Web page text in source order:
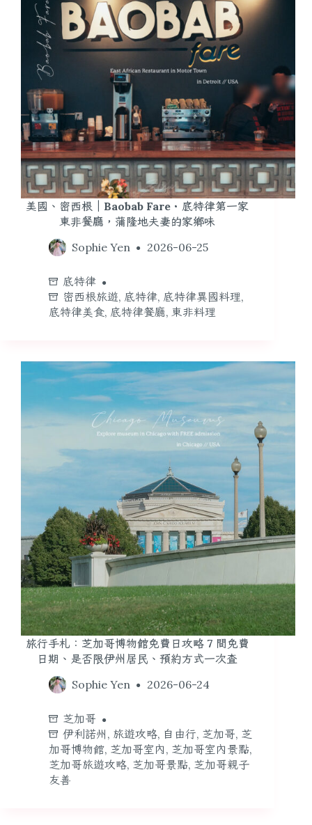
美國、密西根｜Baobab Fare・底特律第一家
東非餐廳，蒲隆地夫妻的家鄉味
Sophie Yen
2026-06-25
底特律
密西根旅遊, 底特律, 底特律異國料理,
底特律美食, 底特律餐廳, 東非料理
旅行手札：芝加哥博物館免費日攻略 7 間免費
日期、是否限伊州居民、預約方式一次查
Sophie Yen
2026-06-24
芝加哥
伊利諾州 , 旅遊攻略, 自由行, 芝加哥, 芝
加哥博物館, 芝加哥室內 , 芝加哥室內景點,
芝加哥旅遊攻略, 芝加哥景點, 芝加哥親子
友善